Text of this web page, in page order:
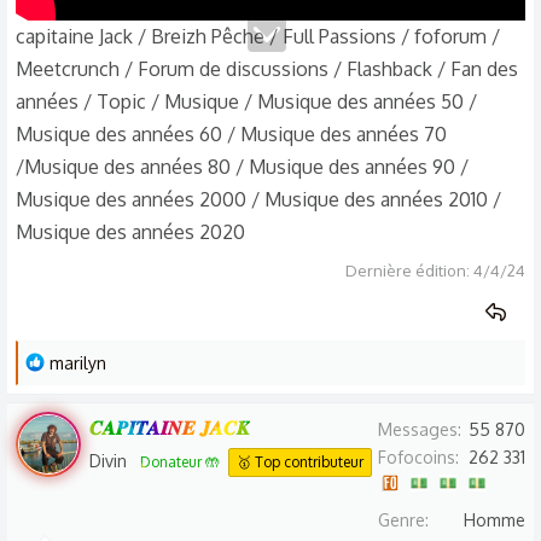
capitaine Jack / Breizh Pêche / Full Passions / foforum /
Meetcrunch / Forum de discussions / Flashback / Fan des
années / Topic / Musique / Musique des années 50 /
Musique des années 60 / Musique des années 70
/Musique des années 80 / Musique des années 90 /
Musique des années 2000 / Musique des années 2010 /
Musique des années 2020
Dernière édition: 4/4/24
L
s
r
é
marilyn
𝑪𝑨𝑷𝑰𝑻𝑨𝑰𝑵𝑬 𝑱𝑨𝑪𝑲
Divin Donateur 🤲 🥇 Top contributeur
Messages
55 870
Fofocoins
262 331
Genre Homme